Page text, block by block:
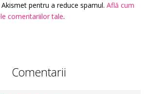
pentru a reduce spamul. Află cum
comentariilor tale.
Comentarii